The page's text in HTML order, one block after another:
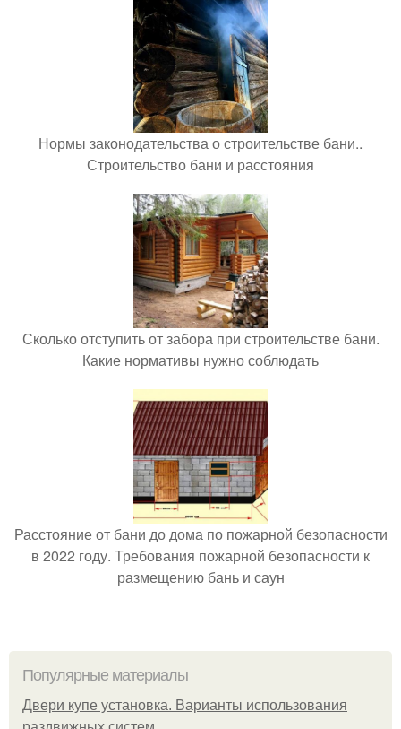
Нормы законодательства о строительстве бани..
Строительство бани и расстояния
Сколько отступить от забора при строительстве бани.
Какие нормативы нужно соблюдать
Расстояние от бани до дома по пожарной безопасности
в 2022 году. Требования пожарной безопасности к
размещению бань и саун
Популярные материалы
Двери купе установка. Варианты использования